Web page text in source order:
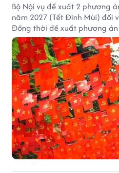
Bộ Nội vụ đề xuất 2 phương
năm 2027 (Tết Đinh Mùi) đối
Đồng thời đề xuất phương án
năm 2027 với 4 ngày nghỉ